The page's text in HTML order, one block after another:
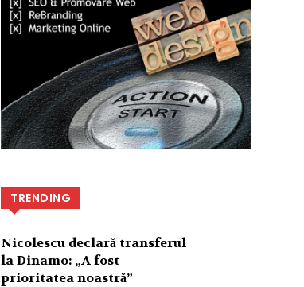
TRENDING
Nicolescu declară transferul
la Dinamo: „A fost
prioritatea noastră”